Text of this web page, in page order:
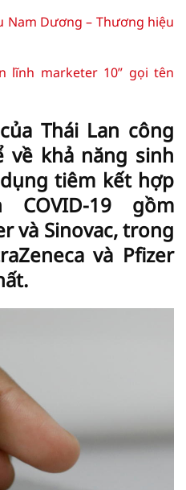
Nam Dương – Thương hiệu
lĩnh marketer 10” gọi tên
Thái Lan công
khả năng sinh
tiêm kết hợp
19 gồm
và Sinovac, trong
và Pfizer